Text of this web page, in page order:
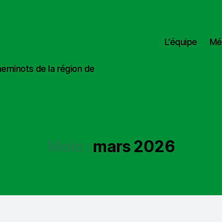
de la région de
L’équipe
Mois : mars 2026